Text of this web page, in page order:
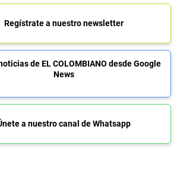
Regístrate a nuestro newsletter
de EL COLOMBIANO desde Google
News
a nuestro canal de Whatsapp